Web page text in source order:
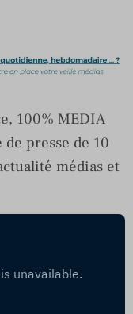
100% MEDIA
de presse de 10
médias et